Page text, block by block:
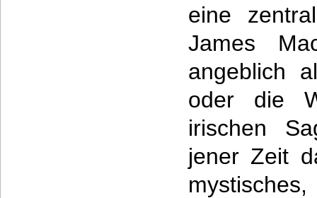
eine
James
angeblich
oder die
irischen
jener Zeit